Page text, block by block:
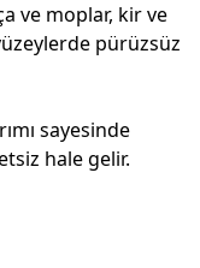
ve moplar, kir ve
pürüzsüz
sayesinde
hale gelir.